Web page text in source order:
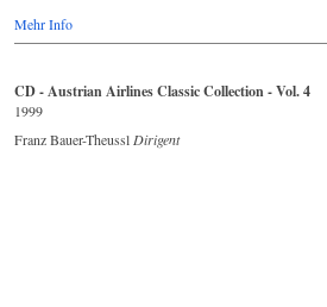
Mehr Info
CD - Austrian Airlines Classic Collection - Vol. 4
1999
Franz Bauer-Theussl Dirigent